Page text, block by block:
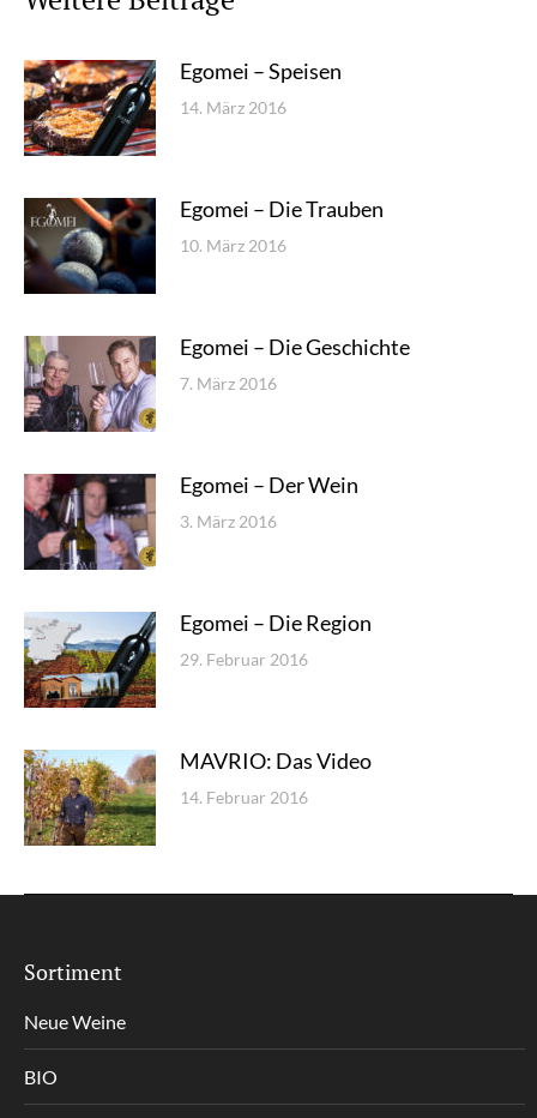
Egomei – Speisen
14. März 2016
Egomei – Die Trauben
10. März 2016
Egomei – Die Geschichte
7. März 2016
Egomei – Der Wein
3. März 2016
Egomei – Die Region
29. Februar 2016
MAVRIO: Das Video
14. Februar 2016
Sortiment
Neue Weine
BIO